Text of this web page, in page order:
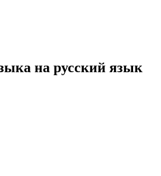
на русский язык